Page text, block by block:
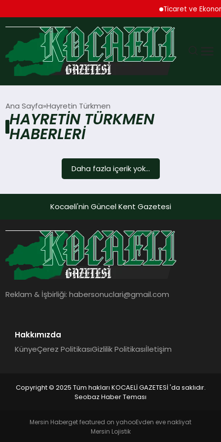
Ticaret ve
TEKNOLOJI
YAŞAM
DÜNYA
Ana Sayfa Hayretin Türkmen
HAYRETIN TÜRKMEN
HABERLERI
Daha fazla içerik yok...
Kocaeli'nin Güncel Kent Gazetesi
Reklam & İşbirliği:habersonuclari@gmail.com
Hakkımızda
KünyeÇerez PolitikasıGizlilik Politikasıİletişim
Copyright © 2025 Tüm hakları KOCAELİ GAZETESİ 'da saklıdır.
Seobaz Haber Teması
Mersin Haberget featured on yahooEvden eve nakliyat
Mersin Lojistik